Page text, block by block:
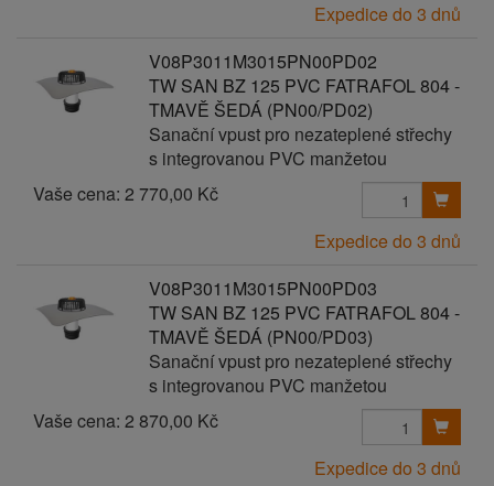
Expedice do 3 dnů
V08P3011M3015PN00PD02
TW SAN BZ 125 PVC FATRAFOL 804 -
TMAVĚ ŠEDÁ (PN00/PD02)
Sanační vpust pro nezateplené střechy
s integrovanou PVC manžetou
Vaše cena: 2 770,00 Kč
Expedice do 3 dnů
V08P3011M3015PN00PD03
TW SAN BZ 125 PVC FATRAFOL 804 -
TMAVĚ ŠEDÁ (PN00/PD03)
Sanační vpust pro nezateplené střechy
s integrovanou PVC manžetou
Vaše cena: 2 870,00 Kč
Expedice do 3 dnů